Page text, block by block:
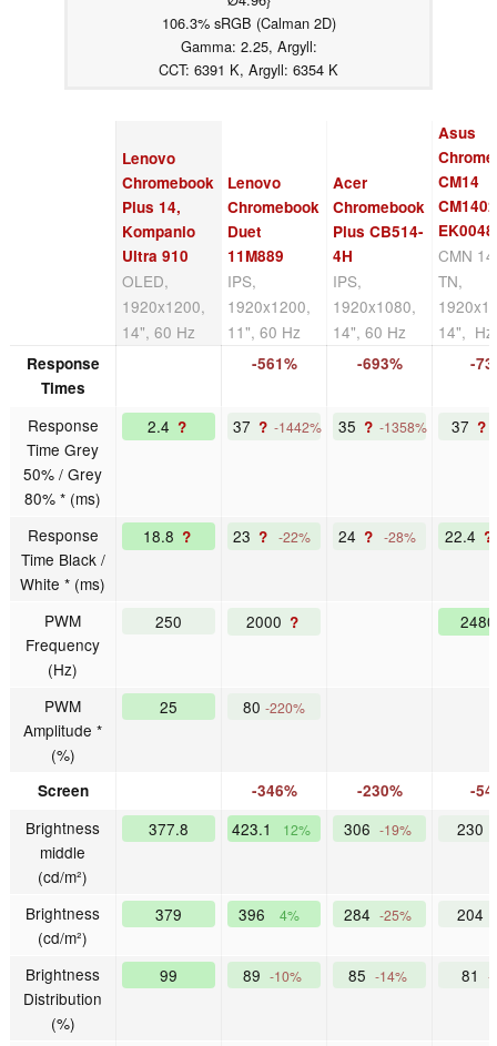
106.3% sRGB (Calman 2D)
Gamma: 2.25, Argyll:
CCT: 6391 K, Argyll: 6354 K
Lenovo
Chromebook
Plus 14,
Kompanio
Ultra 910
OLED,
1920x1200,
14", 60 Hz
Lenovo
Chromebook
Duet
11M889
IPS,
1920x1200,
11", 60 Hz
Acer
Chromebook
Plus CB514-
4H
IPS,
1920x1080,
14", 60 Hz
Asus
CM14
EK0048
CMN
TN,
14", Hz
Response
Times
-561% -693% -
Response
Time Grey
50% / Grey
80% * (ms)
2.4 ? 37 ? -1442% 35 ? -1358% 37 ?
Response
Time Black /
White * (ms)
18.8 ? 23 ? -22% 24 ? -28% 22.4 ?
PWM
Frequency
(Hz)
250 2000 ?
PWM
Amplitude *
(%)
25 80 -220%
Screen -346% -230% -
Brightness
middle
(cd/m²)
377.8 423.1 12% 306 -19% 230
Brightness
(cd/m²)
379 396 4% 284 -25% 204
Brightness
Distribution
(%)
99 89 -10% 85 -14% 81 -